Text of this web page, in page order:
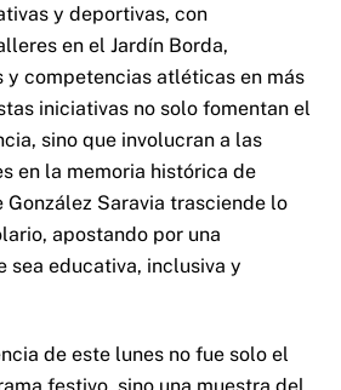
y deportivas, con
en el Jardín Borda,
y competencias atléticas en más
iniciativas no solo fomentan el
sino que involucran a las
en la memoria histórica de
González Saravia trasciende lo
apostando por una
sea educativa, inclusiva y
de este lunes no fue solo el
festivo, sino una muestra del